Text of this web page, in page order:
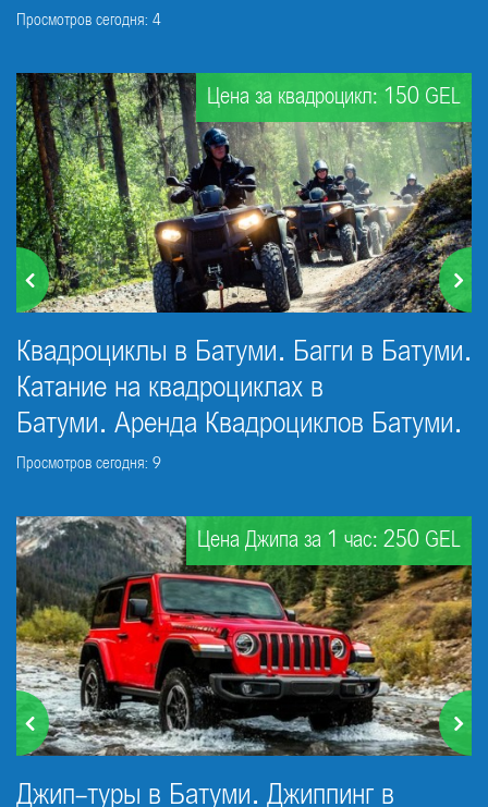
Просмотров сегодня: 4
Цена за квадроцикл: 150 GEL
Квадроциклы в Батуми. Багги в Батуми.
Катание на квадроциклах в
Батуми. Аренда Квадроциклов Батуми.
Просмотров сегодня: 9
Цена Джипа за 1 час: 250 GEL
Джип-туры в Батуми. Джиппинг в